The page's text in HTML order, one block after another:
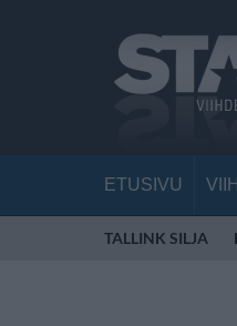
ETUSIVU
TALLINK SILJA